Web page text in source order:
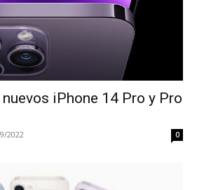
iPhone 14 Pro y Pro
2022 0